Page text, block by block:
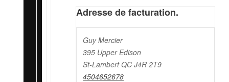
Adresse de facturation.
Guy Mercier
395 Upper Edison
St-Lambert QC J4R 2T9
4504652678